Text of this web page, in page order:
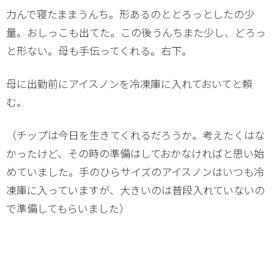
力んで寝たままうんち。形あるのととろっとしたの少
量。おしっこも出てた。この後うんちまた少し、どろっ
と形ない。母も手伝ってくれる。右下。
母に出勤前にアイスノンを冷凍庫に入れておいてと頼
む。
（チップは今日を生きてくれるだろうか。考えたくはな
かったけど、その時の準備はしておかなければと思い始
めていました。手のひらサイズのアイスノンはいつも冷
凍庫に入っていますが、大きいのは普段入れていないの
で準備してもらいました）